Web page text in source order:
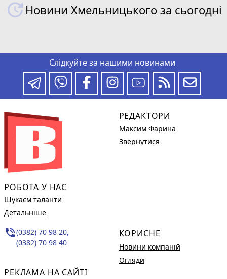
Новини Хмельницького за сьогодні
Слідкуйте за нашими новинами
РОБОТА У НАС
Шукаєм таланти
Детальніше
phone_in_talk(0382) 70 98 20,
(0382) 70 98 40
РЕКЛАМА НА САЙТІ
РЕДАКТОРИ
Максим Фарина
Звернутися
КОРИСНЕ
Новини компаній
Огляди